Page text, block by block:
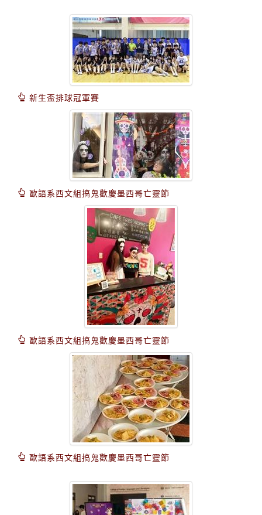
新生盃排球冠軍賽
歐語系西文組搞鬼歡慶墨西哥亡靈節
歐語系西文組搞鬼歡慶墨西哥亡靈節
歐語系西文組搞鬼歡慶墨西哥亡靈節